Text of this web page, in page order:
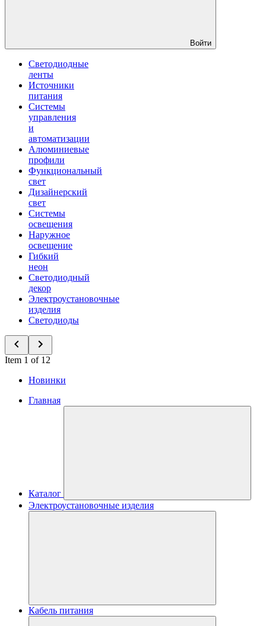
Войти
Светодиодные
ленты
Источники
питания
Системы
управления
и
автоматизации
Алюминиевые
профили
Функциональный
свет
Дизайнерский
свет
Системы
освещения
Наружное
освещение
Гибкий
неон
Светодиодный
декор
Электроустановочные
изделия
Светодиоды
Item 1 of 12
Новинки
Главная
Каталог
Электроустановочные изделия
Кабель питания